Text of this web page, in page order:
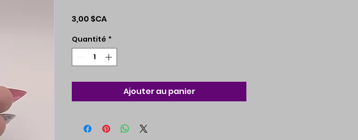
3,00 $CAPrix
Quantité *
Ajouter au panier